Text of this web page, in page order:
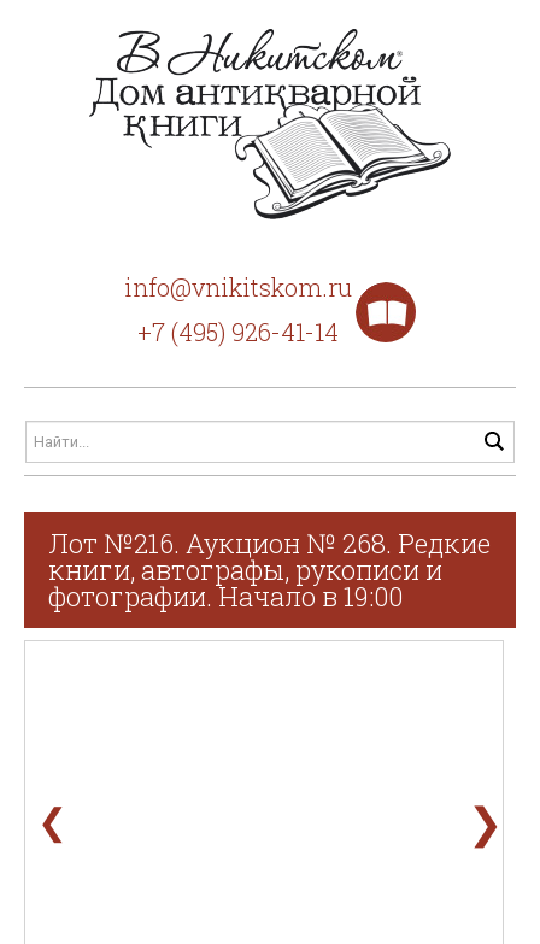
info@vnikitskom.ru
+7 (495) 926-41-14
Лот №216. Аукцион № 268. Редкие
книги, автографы, рукописи и
фотографии. Начало в 19:00
❮ ❯